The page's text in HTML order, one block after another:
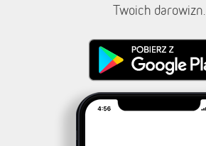
Twoich darowizn.